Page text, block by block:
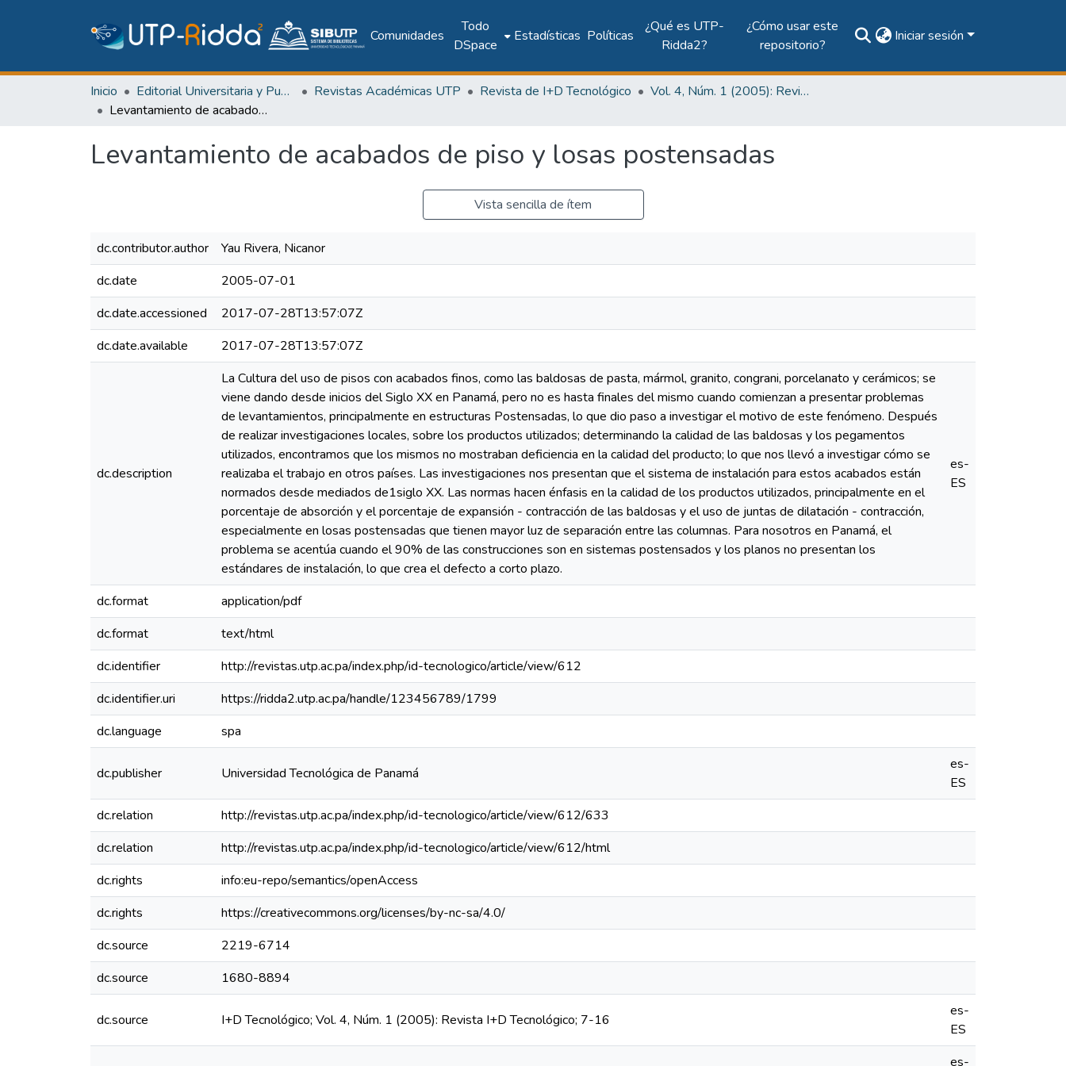
Comunidades
Todo
DSpace
Estadísticas Políticas
¿Qué es UTP-
Ridda2?
¿Cómo usar este
repositorio?
Iniciar sesión
Inicio Editorial Universitaria y Publicaciones Seriadas Revistas Académicas UTP Revista de I+D Tecnológico
Vol. 4, Núm. 1 (2005): Revista I+D Tecnológico
Levantamiento de acabados de piso y losas postensadas
Levantamiento de acabados de piso y losas postensadas
Vista sencilla de ítem
dc.contributor.author
Yau Rivera, Nicanor
dc.date
2005-07-01
dc.date.accessioned
2017-07-28T13:57:07Z
dc.date.available
2017-07-28T13:57:07Z
dc.description
La Cultura del uso de pisos con acabados finos, como las baldosas de pasta, mármol, granito, congrani, porcelanato y cerámicos; se
viene dando desde inicios del Siglo XX en Panamá, pero no es hasta finales del mismo cuando comienzan a presentar problemas
de levantamientos, principalmente en estructuras Postensadas, lo que dio paso a investigar el motivo de este fenómeno. Después
de realizar investigaciones locales, sobre los productos utilizados; determinando la calidad de las baldosas y los pegamentos
utilizados, encontramos que los mismos no mostraban deficiencia en la calidad del producto; lo que nos llevó a investigar cómo se
realizaba el trabajo en otros países. Las investigaciones nos presentan que el sistema de instalación para estos acabados están
normados desde mediados de1siglo XX. Las normas hacen énfasis en la calidad de los productos utilizados, principalmente en el
porcentaje de absorción y el porcentaje de expansión - contracción de las baldosas y el uso de juntas de dilatación - contracción,
especialmente en losas postensadas que tienen mayor luz de separación entre las columnas. Para nosotros en Panamá, el
problema se acentúa cuando el 90% de las construcciones son en sistemas postensados y los planos no presentan los
estándares de instalación, lo que crea el defecto a corto plazo.
es-
ES
dc.format
application/pdf
dc.format
text/html
dc.identifier
http://revistas.utp.ac.pa/index.php/id-tecnologico/article/view/612
dc.identifier.uri
https://ridda2.utp.ac.pa/handle/123456789/1799
dc.language
spa
dc.publisher Universidad Tecnológica de Panamá
es-
ES
dc.relation
http://revistas.utp.ac.pa/index.php/id-tecnologico/article/view/612/633
dc.relation
http://revistas.utp.ac.pa/index.php/id-tecnologico/article/view/612/html
dc.rights
info:eu-repo/semantics/openAccess
dc.rights
https://creativecommons.org/licenses/by-nc-sa/4.0/
dc.source
2219-6714
dc.source
1680-8894
dc.source I+D Tecnológico; Vol. 4, Núm. 1 (2005): Revista I+D Tecnológico; 7-16
es-
ES
es-